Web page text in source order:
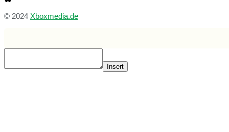
© 2024 Xboxmedia.de
Insert